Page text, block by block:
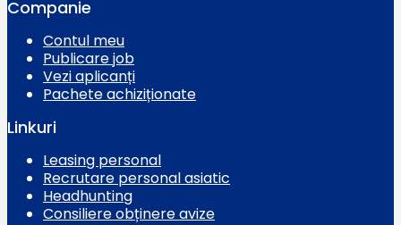
Companie
Contul meu
Publicare job
Vezi aplicanți
Pachete achiziționate
Linkuri
Leasing personal
Recrutare personal asiatic
Headhunting
Consiliere obținere avize